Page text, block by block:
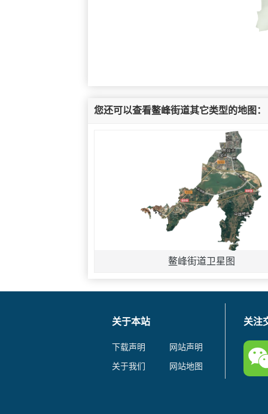
您还可以查看鳌峰街道其它类型的地图：
鳌峰街道卫星图
关于本站
下载声明
网站声明
关于我们
网站地图
关注